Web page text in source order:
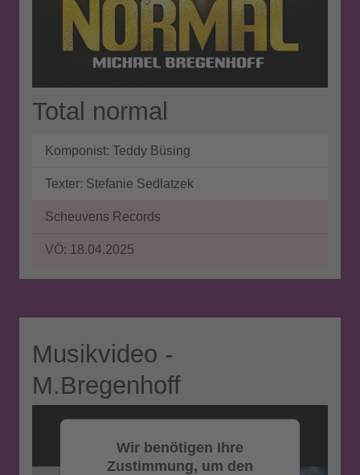
Total normal
Komponist: Teddy Büsing
Texter: Stefanie Sedlatzek
Scheuvens Records
VÖ: 18.04.2025
Musikvideo -
M.Bregenhoff
Wir benötigen Ihre
Zustimmung, um den